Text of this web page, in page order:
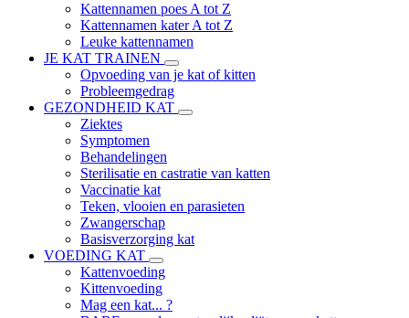
Kattennamen poes A tot Z
Kattennamen kater A tot Z
Leuke kattennamen
JE KAT TRAINEN
Opvoeding van je kat of kitten
Probleemgedrag
GEZONDHEID KAT
Ziektes
Symptomen
Behandelingen
Sterilisatie en castratie van katten
Vaccinatie kat
Teken, vlooien en parasieten
Zwangerschap
Basisverzorging kat
VOEDING KAT
Kattenvoeding
Kittenvoeding
Mag een kat... ?